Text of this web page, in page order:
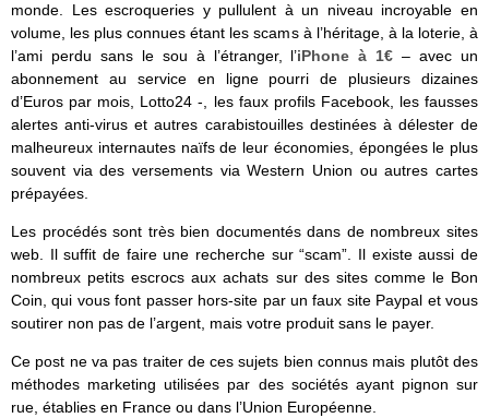
monde. Les escroqueries y pullulent à un niveau incroyable en
volume, les plus connues étant les scams à l’héritage, à la loterie, à
l’ami perdu sans le sou à l’étranger, l’iPhone à 1€ – avec un
abonnement au service en ligne pourri de plusieurs dizaines
d’Euros par mois, Lotto24 -, les faux profils Facebook, les fausses
alertes anti-virus et autres carabistouilles destinées à délester de
malheureux internautes naïfs de leur économies, épongées le plus
souvent via des versements via Western Union ou autres cartes
prépayées.
Les procédés sont très bien documentés dans de nombreux sites
web. Il suffit de faire une recherche sur “scam”. Il existe aussi de
nombreux petits escrocs aux achats sur des sites comme le Bon
Coin, qui vous font passer hors-site par un faux site Paypal et vous
soutirer non pas de l’argent, mais votre produit sans le payer.
Ce post ne va pas traiter de ces sujets bien connus mais plutôt des
méthodes marketing utilisées par des sociétés ayant pignon sur
rue, établies en France ou dans l’Union Européenne.